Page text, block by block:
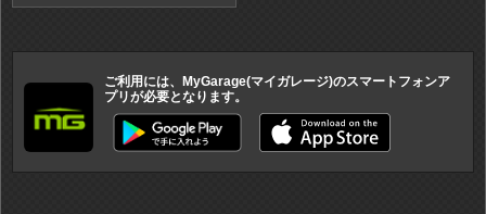
ご利用には、MyGarage(マイガレージ)のスマートフォンア
プリが必要となります。